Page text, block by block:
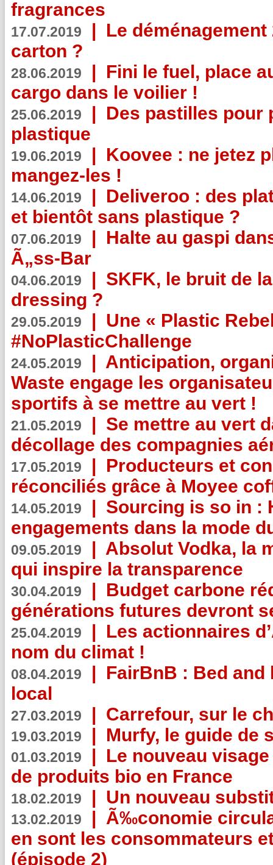
fragrances
17.07.2019 | Le
carton ?
28.06.2019 | Fini le fuel, place
cargo dans le voilier !
25.06.2019 | Des pastilles pour
plastique
19.06.2019 | Koovee : ne jetez
mangez-les !
14.06.2019 | Deliveroo : des
et bientôt sans plastique ?
07.06.2019 | Halte au gaspi
Ã„ss-Bar
04.06.2019 | SKFK, le bruit de
dressing ?
29.05.2019 | Une « Plastic
#NoPlasticChallenge
24.05.2019 | Anticipation,
Waste engage les
sportifs à se mettre au vert !
21.05.2019 | Se mettre au vert
décollage des compagnies
17.05.2019 | Producteurs et
réconciliés grâce à Moyee
14.05.2019 | Sourcing is so in :
engagements dans la mode
09.05.2019 | Absolut Vodka, la
qui inspire la transparence
30.04.2019 | Budget carbone
générations futures devront
25.04.2019 | Les actionnaires
nom du climat !
08.04.2019 | FairBnB : Bed
local
27.03.2019 | Carrefour, sur le
19.03.2019 | Murfy, le guide de
01.03.2019 | Le nouveau
de produits bio en France
18.02.2019 | Un nouveau
13.02.2019 | Ã‰conomie
en sont les consommateurs
(épisode 2)